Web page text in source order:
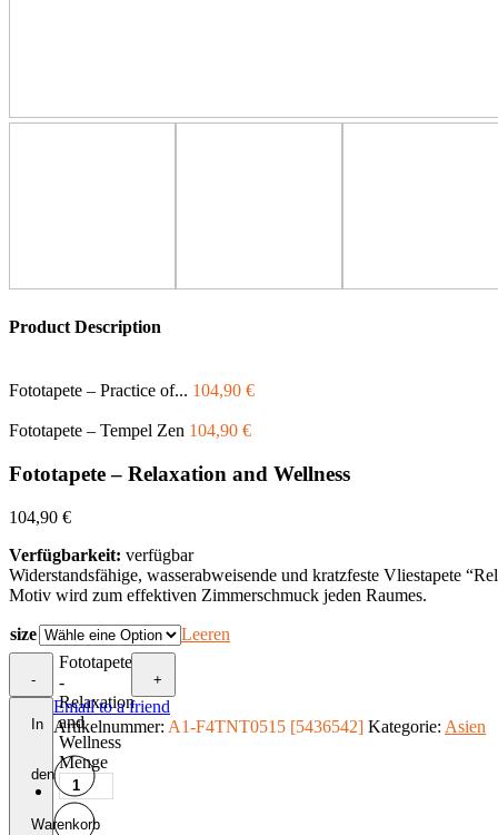
Product Description
Fototapete – Practice of... 104,90 €
Fototapete – Tempel Zen 104,90 €
Fototapete – Relaxation and Wellness
104,90 €
Verfügbarkeit: verfügbar
Widerstandsfähige, wasserabweisende und kratzfeste Vliestapete
Motiv wird zum effektiven Zimmerschmuck jeden Raumes.
size Leeren
-
Fototapete
-
Relaxation
and
Wellness
Menge
+
In
den
Warenkorb
Email to a friend
Artikelnummer: A1-F4TNT0515 [5436542] Kategorie: Asien